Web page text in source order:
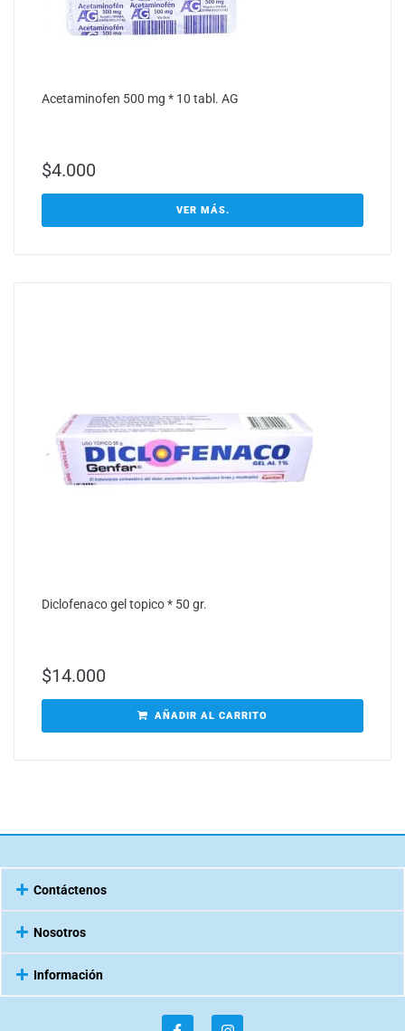
Acetaminofen 500 mg * 10 tabl. AG
$4.000
VER MÁS.
Diclofenaco gel topico * 50 gr.
$14.000
AÑADIR AL CARRITO
Contáctenos
Nosotros
Información